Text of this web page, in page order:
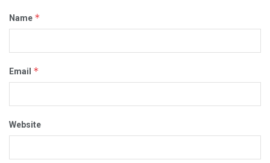
Name *
Email *
Website